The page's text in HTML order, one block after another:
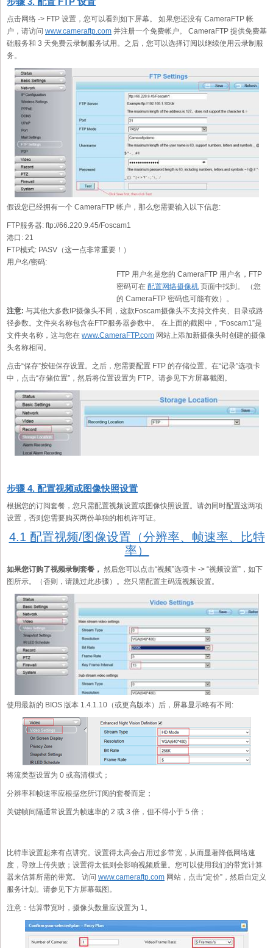
点击网络 -> FTP 设置，您可以看到如下屏幕。 如果您还没有 CameraFTP 帐
户，请访问 www.cameraftp.com 并注册一个免费帐户。 CameraFTP 提供免费基
础服务和 3 天免费云录制服务试用。之后，您可以选择订阅以继续使用云录制服
务。
假设您已经拥有一个 CameraFTP 帐户，那么您需要输入以下信息:
FTP服务器: ftp://66.220.9.45/Foscam1
港口: 21
FTP模式: PASV（这一点非常重要！）
用户名/密码:
FTP 用户名是您的 CameraFTP 用户名，FTP
密码可在 配置网络摄像机 页面中找到。 （您
的 CameraFTP 密码也可能有效）。
注意: 与其他大多数IP摄像头不同，这款Foscam摄像头不支持文件夹、目录或路
径参数。文件夹名称包含在FTP服务器参数中。 在上面的截图中，“Foscam1”是
文件夹名称，这与您在 www.CameraFTP.com 网站上添加新摄像头时创建的摄像
头名称相同。
点击“保存”按钮保存设置。之后，您需要配置 FTP 的存储位置。在“记录”选项卡
中，点击“存储位置”，然后将位置设置为 FTP。请参见下方屏幕截图。
步骤 4. 配置视频或图像快照设置
根据您的订阅套餐，您只需配置视频设置或图像快照设置。请勿同时配置这两项
设置，否则您需要购买两份单独的相机许可证。
4.1 配置视频/图像设置（分辨率、帧速率、比特
率）
如果您订购了视频录制套餐， 然后您可以点击“视频”选项卡 -> “视频设置”，如下
图所示。（否则，请跳过此步骤）。您只需配置主码流视频设置。
使用最新的 BIOS 版本 1.4.1.10（或更高版本）后，屏幕显示略有不同:
将流类型设置为 0 或高清模式；
分辨率和帧速率应根据您所订阅的套餐而定；
关键帧间隔通常设置为帧速率的 2 或 3 倍，但不得小于 5 倍；
比特率设置起来有点讲究。设置得太高会占用过多带宽，从而显著降低网络速
度，导致上传失败；设置得太低则会影响视频质量。您可以使用我们的带宽计算
器来估算所需的带宽。 访问 www.cameraftp.com 网站，点击“定价”，然后自定义
服务计划。请参见下方屏幕截图。
注意：估算带宽时，摄像头数量应设置为 1。